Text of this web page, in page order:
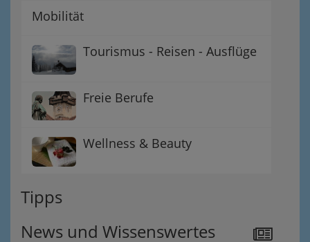
Mobilität
Tourismus - Reisen - Ausflüge
Freie Berufe
Wellness & Beauty
Tipps
News und Wissenswertes